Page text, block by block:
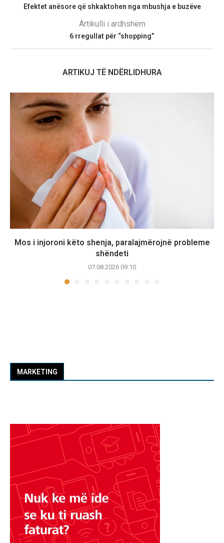
Efektet anësore që shkaktohen nga mbushja e buzëve
Artikulli i ardhshëm
6 rregullat për “shopping”
ARTIKUJ TË NDËRLIDHURA
Mos i injoroni këto shenja, paralajmërojnë probleme
shëndeti
07.08.2026 09:10
MARKETING